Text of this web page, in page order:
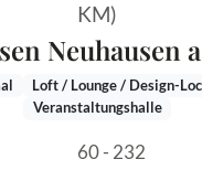
KM)
Neuhausen
Loft / Lounge / Design-
Veranstaltungshalle
60 - 232